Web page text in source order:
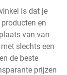
is dat je
en
van van
slechts een
de beste
prijzen